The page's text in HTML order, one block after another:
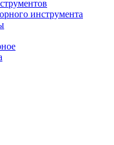
инструмента